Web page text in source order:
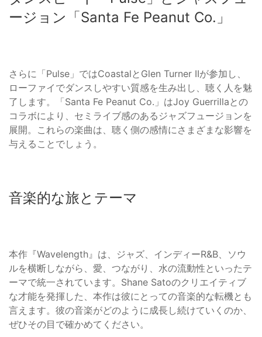
ージョン「Santa Fe Peanut Co.」
さらに「Pulse」ではCoastalとGlen Turner IIが参加し、
ローファイでダンスしやすい質感を生み出し、聴く人を魅
了します。「Santa Fe Peanut Co.」はJoy Guerrillaとの
コラボにより、セミライブ感のあるジャズフュージョンを
展開。これらの楽曲は、聴く側の感情にさまざまな影響を
与えることでしょう。
音楽的な旅とテーマ
本作『Wavelength』は、ジャズ、インディーR&B、ソウ
ルを横断しながら、愛、つながり、水の流動性といったテ
ーマで統一されています。Shane Satoのクリエイティブ
な才能を発揮した、本作は彼にとっての音楽的な転機とも
言えます。彼の音楽がどのように成長し続けていくのか、
ぜひその目で確かめてください。